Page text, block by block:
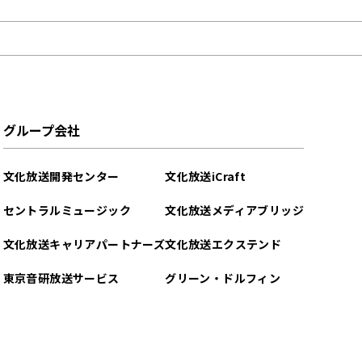
グループ会社
文化放送開発センター
セントラルミュージック
文化放送キャリアパートナーズ
東京音研放送サービス
文化放送iCraft
文化放送メディアブリッジ
文化放送エクステンド
グリーン・ドルフィン